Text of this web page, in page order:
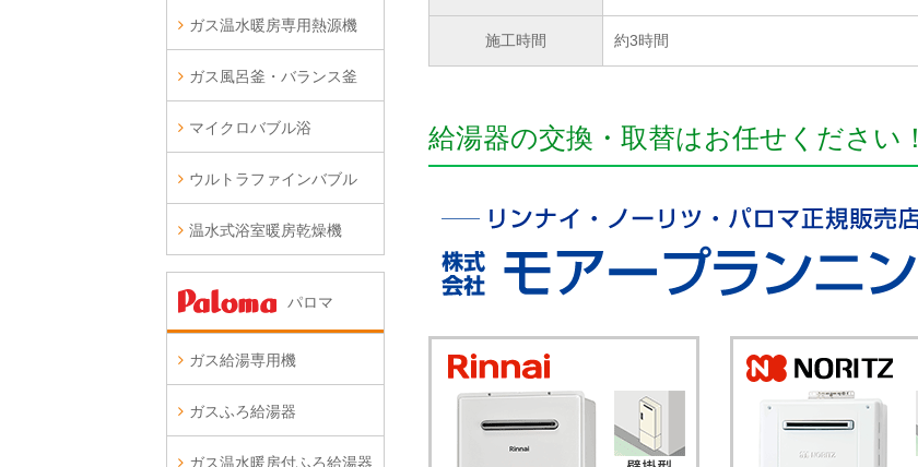
施工時間 約3時間
給湯器の交換・取替はお任せください！
ガス温水暖房専用熱源機
ガス風呂釜・バランス釜
マイクロバブル浴
ウルトラファインバブル
温水式浴室暖房乾燥機
パロマ
ガス給湯専用機
ガスふろ給湯器
ガス温水暖房付ふろ給湯器